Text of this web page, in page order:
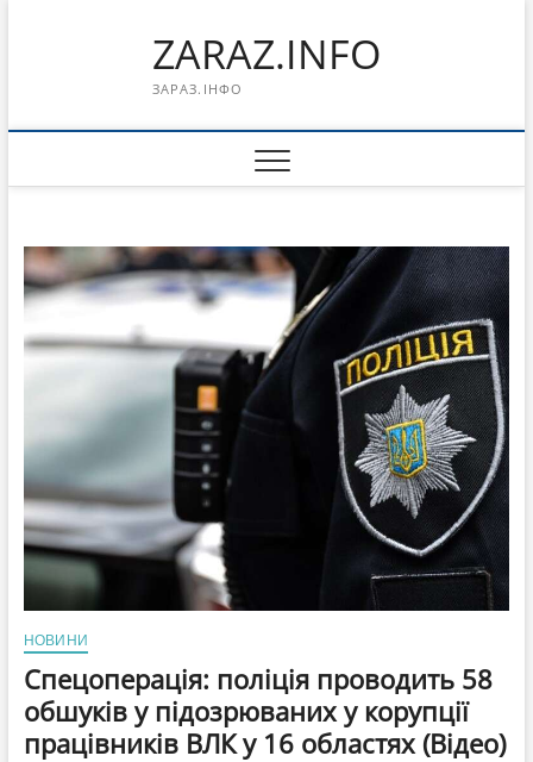
ZARAZ.INFO
ЗАРАЗ.ІНФО
НОВИНИ
Спецоперація: поліція проводить 58
обшуків у підозрюваних у корупції
працівників ВЛК у 16 областях (Відео)